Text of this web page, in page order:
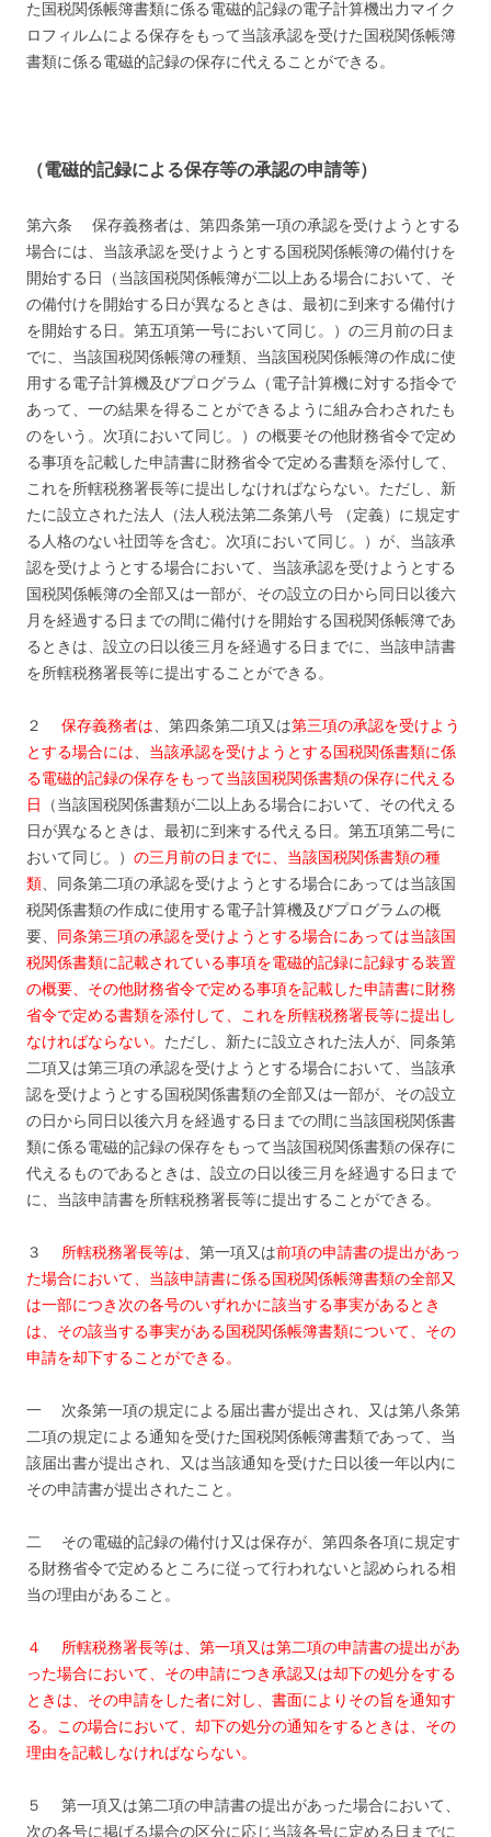
た国税関係帳簿書類に係る電磁的記録の電子計算機出力マイク
ロフィルムによる保存をもって当該承認を受けた国税関係帳簿
書類に係る電磁的記録の保存に代えることができる。
（電磁的記録による保存等の承認の申請等）
第六条 保存義務者は、第四条第一項の承認を受けようとする
場合には、当該承認を受けようとする国税関係帳簿の備付けを
開始する日（当該国税関係帳簿が二以上ある場合において、そ
の備付けを開始する日が異なるときは、最初に到来する備付け
を開始する日。第五項第一号において同じ。）の三月前の日ま
でに、当該国税関係帳簿の種類、当該国税関係帳簿の作成に使
用する電子計算機及びプログラム（電子計算機に対する指令で
あって、一の結果を得ることができるように組み合わされたも
のをいう。次項において同じ。）の概要その他財務省令で定め
る事項を記載した申請書に財務省令で定める書類を添付して、
これを所轄税務署長等に提出しなければならない。ただし、新
たに設立された法人（法人税法第二条第八号 （定義）に規定す
る人格のない社団等を含む。次項において同じ。）が、当該承
認を受けようとする場合において、当該承認を受けようとする
国税関係帳簿の全部又は一部が、その設立の日から同日以後六
月を経過する日までの間に備付けを開始する国税関係帳簿であ
るときは、設立の日以後三月を経過する日までに、当該申請書
を所轄税務署長等に提出することができる。
２ 保存義務者は 、第四条第二項又は第三項の承認を受けよう
とする場合には
当該承認を受けようとする国税関係書類に係
る電磁的記録の保存をもって当該国税関係書類の保存に代える
日 （当該国税関係書類が二以上ある場合において、その代える
日が異なるときは、最初に到来する代える日。第五項第二号に
おいて同じ。） の三月前の日までに、当該国税関係書類の種
類 、同条第二項の承認を受けようとする場合にあっては当該国
税関係書類の作成に使用する電子計算機及びプログラムの概
要、 同条第三項の承認を受けようとする場合にあっては当該国
税関係書類に記載されている事項を電磁的記録に記録する装置
の概要、その他財務省令で定める事項を記載した申請書に財務
省令で定める書類を添付して、これを所轄税務署長等に提出し
なければならない。 ただし、新たに設立された法人が、同条第
二項又は第三項の承認を受けようとする場合において、当該承
認を受けようとする国税関係書類の全部又は一部が、その設立
の日から同日以後六月を経過する日までの間に当該国税関係書
類に係る電磁的記録の保存をもって当該国税関係書類の保存に
代えるものであるときは、設立の日以後三月を経過する日まで
に、当該申請書を所轄税務署長等に提出することができる。
３ 所轄税務署長等は 、第一項又は前項の申請書の提出があっ
た場合において、当該申請書に係る国税関係帳簿書類の全部又
は一部につき次の各号のいずれかに該当する事実があるとき
は、その該当する事実がある国税関係帳簿書類について、その
申請を却下することができる。
一 次条第一項の規定による届出書が提出され、又は第八条第
二項の規定による通知を受けた国税関係帳簿書類であって、当
該届出書が提出され、又は当該通知を受けた日以後一年以内に
その申請書が提出されたこと。
二 その電磁的記録の備付け又は保存が、第四条各項に規定す
る財務省令で定めるところに従って行われないと認められる相
当の理由があること。
４ 所轄税務署長等は、第一項又は第二項の申請書の提出があ
った場合において、その申請につき承認又は却下の処分をする
ときは、その申請をした者に対し、書面によりその旨を通知す
る。この場合において、却下の処分の通知をするときは、その
理由を記載しなければならない。
５ 第一項又は第二項の申請書の提出があった場合において、
次の各号に掲げる場合の区分に応じ当該各号に定める日までに